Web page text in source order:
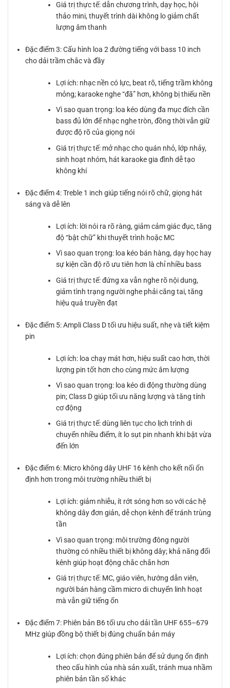
Giá trị thực tế: dẫn chương trình, dạy học, hội
thảo mini, thuyết trình dài không lo giảm chất
lượng âm thanh
Đặc điểm 3: Cấu hình loa 2 đường tiếng với bass 10 inch
cho dải trầm chắc và đầy
Lợi ích: nhạc nền có lực, beat rõ, tiếng trầm không
mỏng; karaoke nghe “đã” hơn, không bị thiếu nền
Vì sao quan trọng: loa kéo dùng đa mục đích cần
bass đủ lớn để nhạc nghe tròn, đồng thời vẫn giữ
được độ rõ của giọng nói
Giá trị thực tế: mở nhạc cho quán nhỏ, lớp nhảy,
sinh hoạt nhóm, hát karaoke gia đình dễ tạo
không khí
Đặc điểm 4: Treble 1 inch giúp tiếng nói rõ chữ, giọng hát
sáng và dễ lên
Lợi ích: lời nói ra rõ ràng, giảm cảm giác đục, tăng
độ “bật chữ” khi thuyết trình hoặc MC
Vì sao quan trọng: loa kéo bán hàng, dạy học hay
sự kiện cần độ rõ ưu tiên hơn là chỉ nhiều bass
Giá trị thực tế: đứng xa vẫn nghe rõ nội dung,
giảm tình trạng người nghe phải căng tai, tăng
hiệu quả truyền đạt
Đặc điểm 5: Ampli Class D tối ưu hiệu suất, nhẹ và tiết kiệm
pin
Lợi ích: loa chạy mát hơn, hiệu suất cao hơn, thời
lượng pin tốt hơn cho cùng mức âm lượng
Vì sao quan trọng: loa kéo di động thường dùng
pin; Class D giúp tối ưu năng lượng và tăng tính
cơ động
Giá trị thực tế: dùng liên tục cho lịch trình di
chuyển nhiều điểm, ít lo sụt pin nhanh khi bật vừa
đến lớn
Đặc điểm 6: Micro không dây UHF 16 kênh cho kết nối ổn
định hơn trong môi trường nhiều thiết bị
Lợi ích: giảm nhiễu, ít rớt sóng hơn so với các hệ
không dây đơn giản, dễ chọn kênh để tránh trùng
tần
Vì sao quan trọng: môi trường đông người
thường có nhiều thiết bị không dây; khả năng đổi
kênh giúp hoạt động chắc chắn hơn
Giá trị thực tế: MC, giáo viên, hướng dẫn viên,
người bán hàng cầm micro di chuyển linh hoạt
mà vẫn giữ tiếng ổn
Đặc điểm 7: Phiên bản B6 tối ưu cho dải tần UHF 655–679
MHz giúp đồng bộ thiết bị đúng chuẩn bản máy
Lợi ích: chọn đúng phiên bản để sử dụng ổn định
theo cấu hình của nhà sản xuất, tránh mua nhầm
phiên bản tần số khác